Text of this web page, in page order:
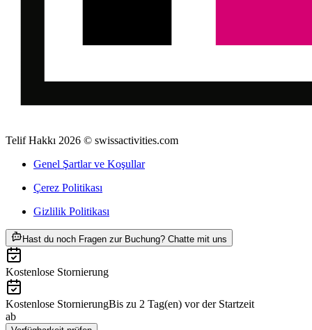
Telif Hakkı 2026 © swissactivities.com
Genel Şartlar ve Koşullar
Çerez Politikası
Gizlilik Politikası
Hast du noch Fragen zur Buchung? Chatte mit uns
Kostenlose Stornierung
Kostenlose StornierungBis zu 2 Tag(en) vor der Startzeit
ab